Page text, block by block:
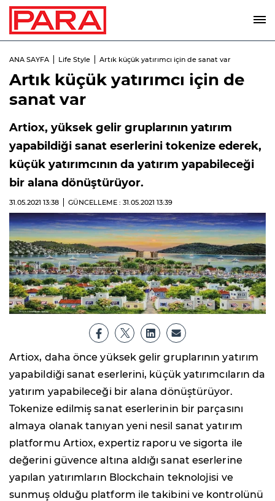
ANA SAYFA Life Style Artık küçük yatırımcı için de sanat var
Artık küçük yatırımcı için de
sanat var
Artiox, yüksek gelir gruplarının yatırım
yapabildiği sanat eserlerini tokenize ederek,
küçük yatırımcının da yatırım yapabileceği
bir alana dönüştürüyor.
31.05.2021 13:38 GÜNCELLEME : 31.05.2021 13:39
Artiox, daha önce yüksek gelir gruplarının yatırım
yapabildiği sanat eserlerini, küçük yatırımcıların da
yatırım yapabileceği bir alana dönüştürüyor.
Tokenize edilmiş sanat eserlerinin bir parçasını
almaya olanak tanıyan yeni nesil sanat yatırım
platformu Artiox, expertiz raporu ve sigorta ile
değerini güvence altına aldığı sanat eserlerine
yapılan yatırımların Blockchain teknolojisi ve
sunmuş olduğu platform ile takibini ve kontrolünü